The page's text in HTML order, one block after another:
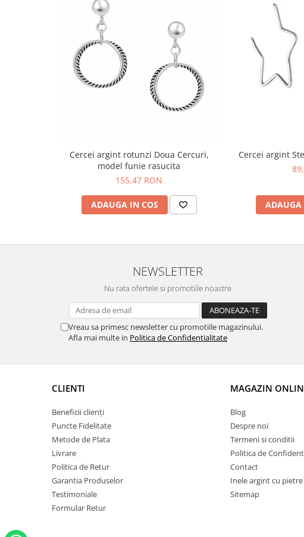
Cercei argint rotunzi Doua Cercuri,
model funie rasucita
155,47 RON
ADAUGA IN COS
Cercei argint
ADAUGA
NEWSLETTER
Nu rata ofertele si promotiile noastre
Vreau sa primesc newsletter cu promotiile magazinului.
Afla mai multe in Politica de Confidentialitate
CLIENTI
Beneficii clienți
Puncte Fidelitate
Metode de Plata
Livrare
Politica de Retur
Garantia Produselor
Testimoniale
Formular Retur
MAGAZIN
Blog
Despre noi
Termeni si conditii
Politica de
Contact
Inele argint cu pietre
Sitemap